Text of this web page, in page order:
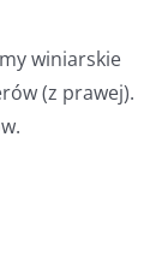
winiarskie
(z prawej).